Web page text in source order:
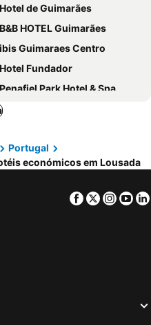
Hotel de Guimarães
B&B HOTEL Guimarães
ibis Guimaraes Centro
Hotel Fundador
Penafiel Park Hotel & Spa
B&B HOTEL e Apartamentos Felgueiras
Paredes Hotel Apartamento
Casa da Calcada
Hotel Rural Quinta das Quintães
Portugal
económicos em Lousada
Facebook
Twitter